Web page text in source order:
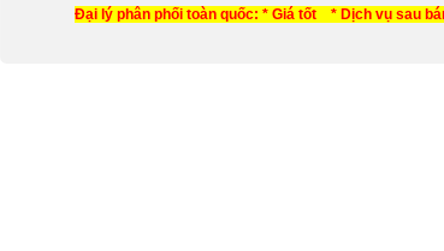
Đại lý phân phối toàn quốc: * Giá tốt * Dịch vụ sau